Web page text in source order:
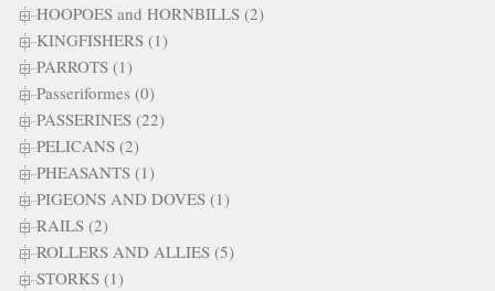
HOOPOES and HORNBILLS (2)
KINGFISHERS (1)
PARROTS (1)
Passeriformes (0)
PASSERINES (22)
PELICANS (2)
PHEASANTS (1)
PIGEONS AND DOVES (1)
RAILS (2)
ROLLERS AND ALLIES (5)
STORKS (1)